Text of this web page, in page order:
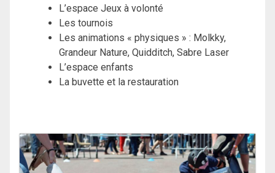
L’espace Jeux à volonté
Les tournois
Les animations « physiques » : Molkky,
Grandeur Nature, Quidditch, Sabre Laser
L’espace enfants
La buvette et la restauration